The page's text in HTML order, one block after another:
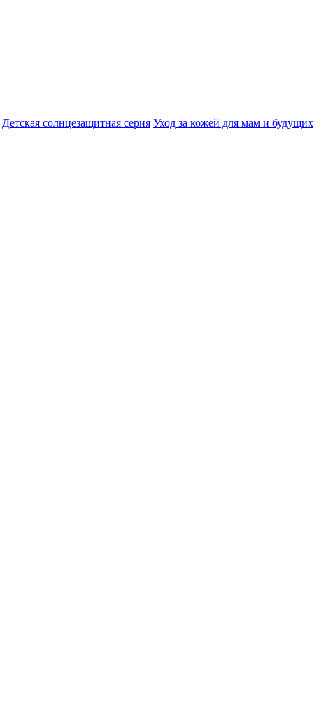
Детская солнцезащитная серия Уход за кожей для мам и будущих